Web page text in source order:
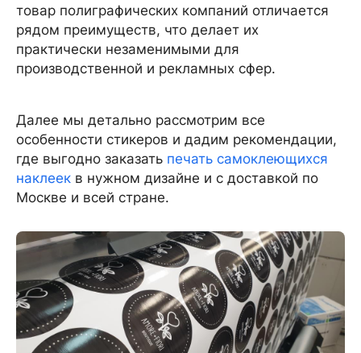
товар полиграфических компаний отличается
рядом преимуществ, что делает их
практически незаменимыми для
производственной и рекламных сфер.
Далее мы детально рассмотрим все
особенности стикеров и дадим рекомендации,
где выгодно заказать печать самоклеющихся
наклеек в нужном дизайне и с доставкой по
Москве и всей стране.